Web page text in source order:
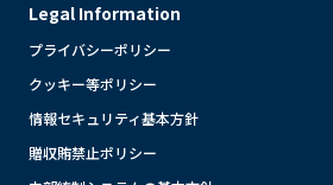
Legal Information
プライバシーポリシー
クッキー等ポリシー
情報セキュリティ基本方針
贈収賄禁止ポリシー